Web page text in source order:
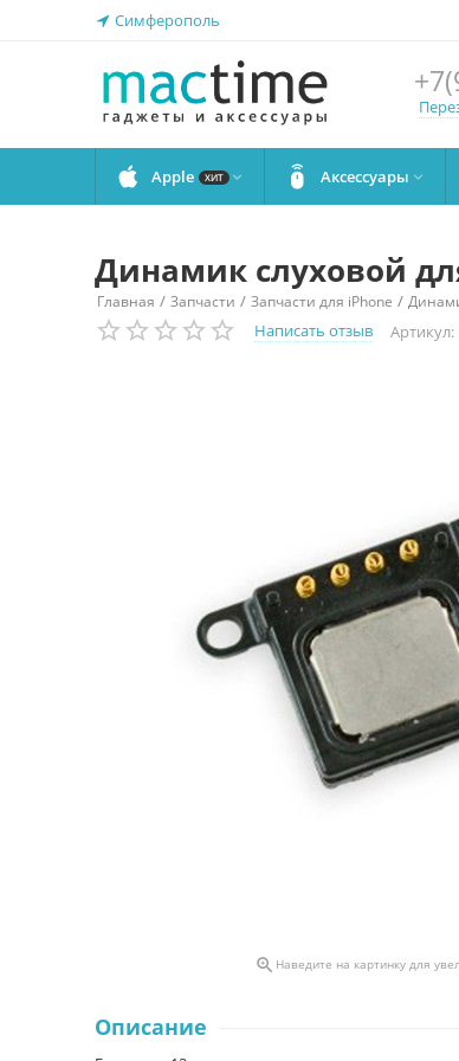
Симферополь
Apple ХИТ  Аксессуары 
Динамик слуховой
Главная / Запчасти / Запчасти для iPhone /
Написать отзыв
Артикул:
 Наведите на картинку для
Описание